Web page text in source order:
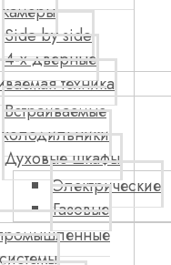
камеры
Side by side
4-х дверные
техника
Встраиваемые
холодильники
Духовые шкафы
Электрические
Газовые